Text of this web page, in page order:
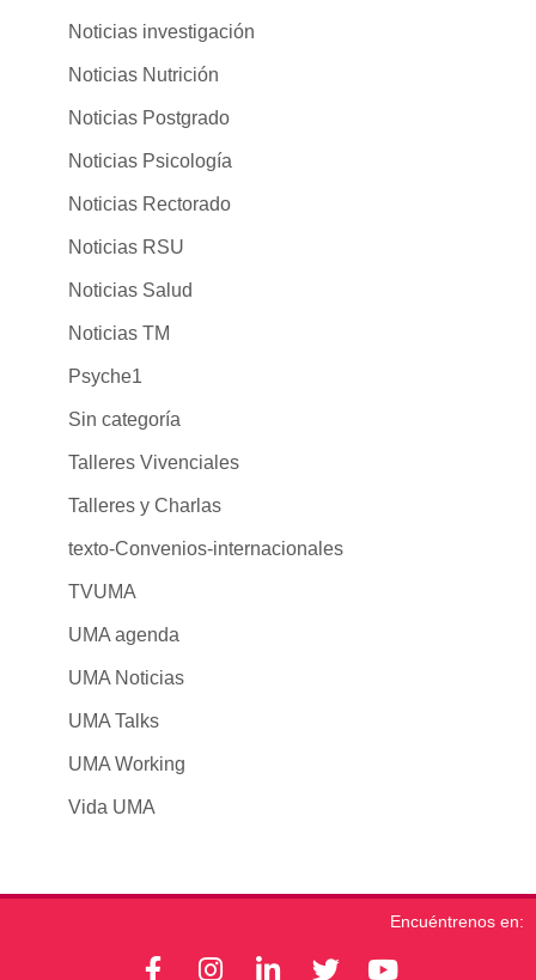
Noticias investigación
Noticias Nutrición
Noticias Postgrado
Noticias Psicología
Noticias Rectorado
Noticias RSU
Noticias Salud
Noticias TM
Psyche1
Sin categoría
Talleres Vivenciales
Talleres y Charlas
texto-Convenios-internacionales
TVUMA
UMA agenda
UMA Noticias
UMA Talks
UMA Working
Vida UMA
Encuéntrenos en:
F
I
L
T
Y